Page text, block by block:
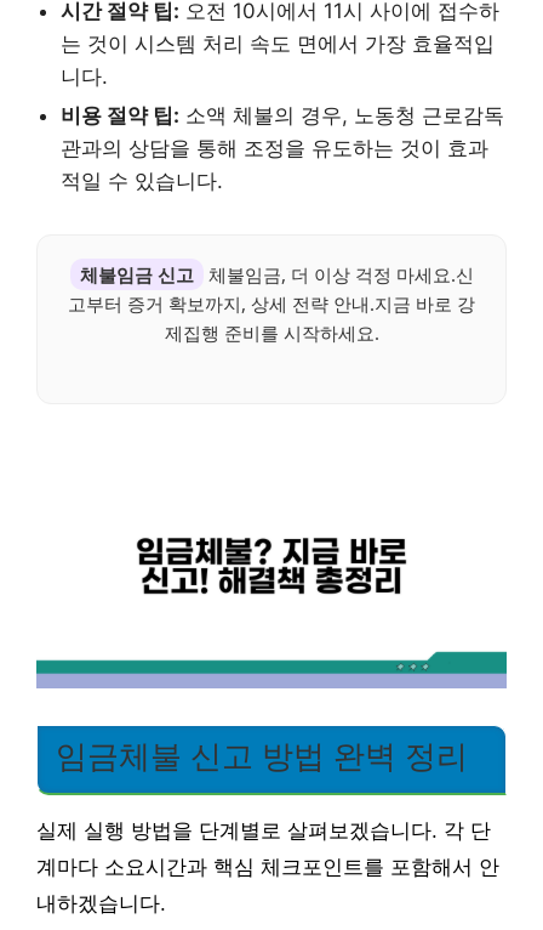
시간 절약 팁: 오전 10시에서 11시 사이에 접수하
는 것이 시스템 처리 속도 면에서 가장 효율적입
니다.
비용 절약 팁: 소액 체불의 경우, 노동청 근로감독
관과의 상담을 통해 조정을 유도하는 것이 효과
적일 수 있습니다.
체불임금 신고
체불임금, 더 이상 걱정 마세요.신
고부터 증거 확보까지, 상세 전략 안내.지금 바로 강
제집행 준비를 시작하세요.
임금체불 신고 방법 완벽 정리
실제 실행 방법을 단계별로 살펴보겠습니다. 각 단
계마다 소요시간과 핵심 체크포인트를 포함해서 안
내하겠습니다.